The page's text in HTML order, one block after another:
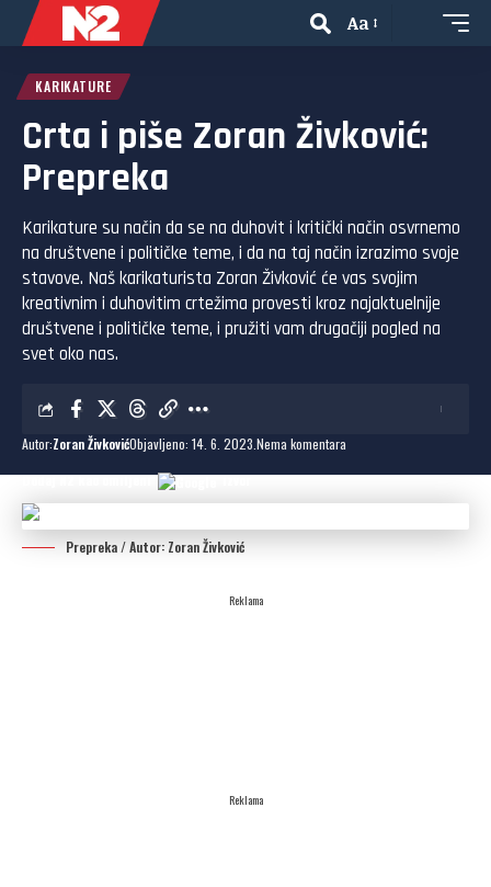
Aa
KARIKATURE
Crta i piše Zoran Živković:
Prepreka
Karikature su način da se na duhovit i kritički način osvrnemo
na društvene i političke teme, i da na taj način izrazimo svoje
stavove. Naš karikaturista Zoran Živković će vas svojim
kreativnim i duhovitim crtežima provesti kroz najaktuelnije
društvene i političke teme, i pružiti vam drugačiji pogled na
svet oko nas.
Autor:Zoran ŽivkovićObjavljeno: 14. 6. 2023. Nema komentara
Dodaj N2 kao omiljeni
izvor
Prepreka / Autor: Zoran Živković
Reklama
Reklama